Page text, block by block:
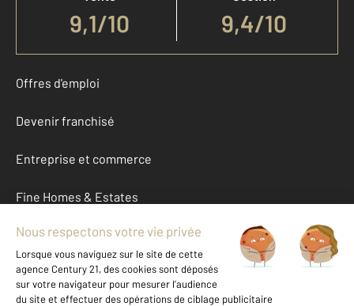
9,1/10 9,4/10
Offres d'emploi
Devenir franchisé
Entreprise et commerce
Fine Homes & Estates
À propos
International